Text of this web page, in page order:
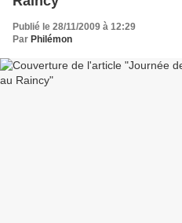
Publié le 28/11/2009 à 12:29
Par Philémon